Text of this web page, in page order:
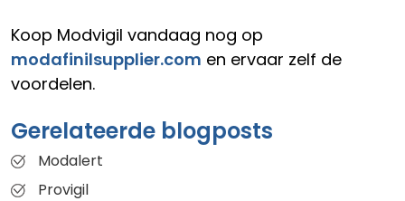
Koop Modvigil vandaag nog op
modafinilsupplier.com en ervaar zelf de
voordelen.
Gerelateerde blogposts
Modalert
Provigil